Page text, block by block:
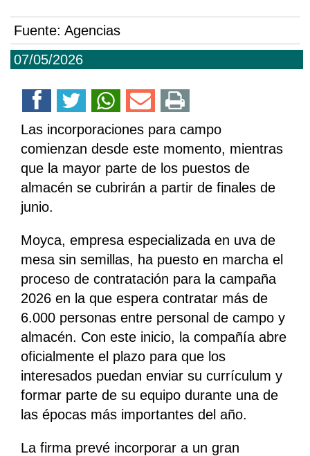
07/05/2026
Fuente: Agencias
Las incorporaciones para campo
comienzan desde este momento, mientras
que la mayor parte de los puestos de
almacén se cubrirán a partir de finales de
junio.
Moyca, empresa especializada en uva de
mesa sin semillas, ha puesto en marcha el
proceso de contratación para la campaña
2026 en la que espera contratar más de
6.000 personas entre personal de campo y
almacén. Con este inicio, la compañía abre
oficialmente el plazo para que los
interesados puedan enviar su currículum y
formar parte de su equipo durante una de
las épocas más importantes del año.
La firma prevé incorporar a un gran